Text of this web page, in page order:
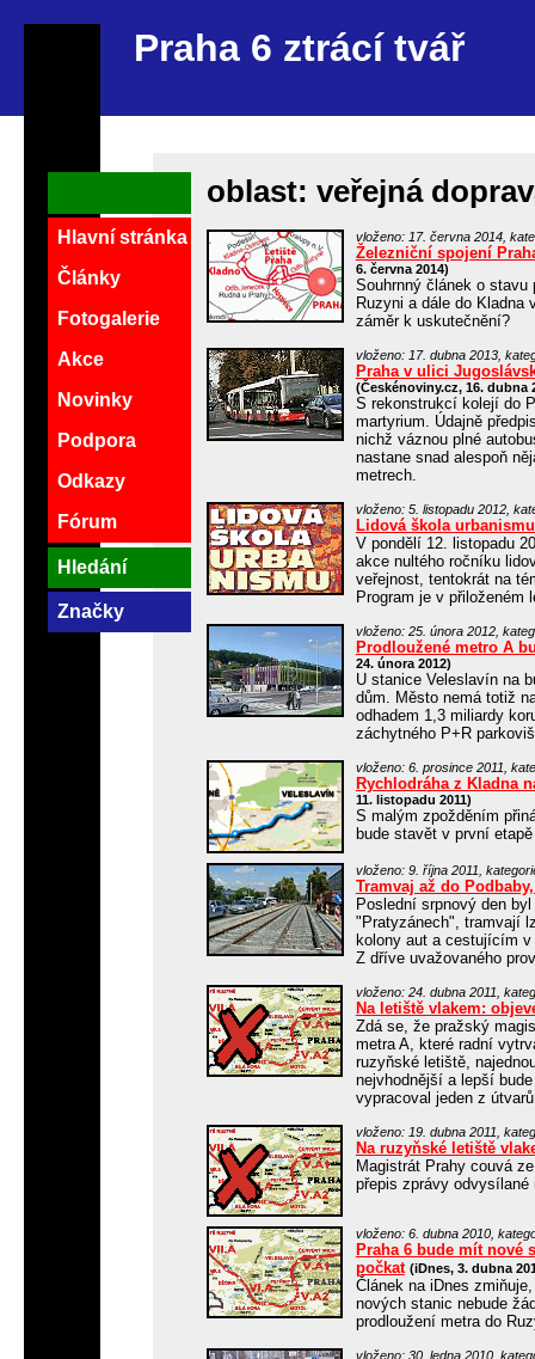
Praha 6 ztrácí tvář
oblast: veřejná
vloženo: 17. června 2014,
Železniční spojení
6. června 2014)
Souhrnný článek o stavu
Ruzyni a dále do
záměr k uskutečnění?
vloženo: 17. dubna 2013,
Praha v ulici
(Českénoviny.cz, 16. dubna
S rekonstrukcí kolejí do
martyrium. Údajně
nichž váznou plné
nastane snad alespoň
metrech.
vloženo: 5. listopadu 2012,
Lidová škola
V pondělí 12. listopadu
akce nultého ročníku
veřejnost, tentokrát na
Program je v přiloženém
vloženo: 25. února 2012,
Prodloužené metro A
24. února 2012)
U stanice Veleslavín na
dům. Město nemá totiž
odhadem 1,3 miliardy
záchytného P+R
vloženo: 6. prosince 2011,
Rychlodráha z Kladna
11. listopadu 2011)
S malým zpožděním
bude stavět v první
vloženo: 9. října 2011,
Tramvaj až do
Poslední srpnový den
"Pratyzánech", tramvají
kolony aut a cestujícím v
Z dříve uvažovaného
vloženo: 24. dubna 2011,
Na letiště vlakem:
Zdá se, že pražský
metra A, které radní
ruzyňské letiště,
nejvhodnější a lepší
vypracoval jeden z
vloženo: 19. dubna 2011,
Na ruzyňské letiště
Magistrát Prahy couvá
přepis zprávy odvysílané
vloženo: 6. dubna 2010,
Praha 6 bude mít nové
počkat (iDnes, 3. dubna
Článek na iDnes
nových stanic nebude
prodloužení metra do
vloženo: 30. ledna 2010,
Hlavní stránka
Články
Fotogalerie
Akce
Novinky
Podpora
Odkazy
Fórum
Hledání
Značky